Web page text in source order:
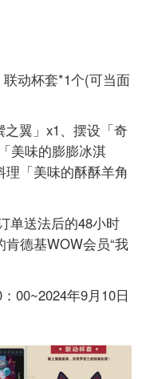
动杯套*1个(可当面
翼」x1、摆设「奇
美味的膨膨冰淇
「美味的酥酥羊角
单送法后的48小时
德基WOW会员“我
00~2024年9月10日